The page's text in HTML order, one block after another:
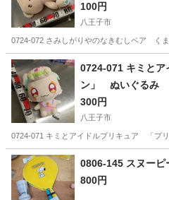
100円
八王子市
0724-072 さみしがりやのなきむしベア く
東京 八王子市 くま
0724-071 キミと
ン」 ぬいぐるみ
300円
八王子市
0724-071 キミとアイドルプリキュア 「プ
東京 八王子市 プリキ
0806-145 スヌーピ
800円